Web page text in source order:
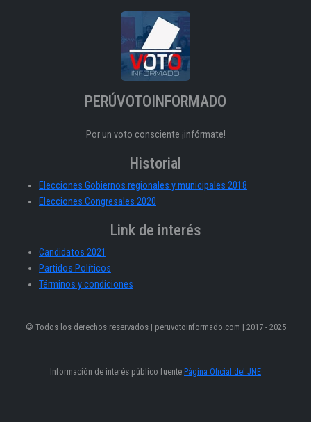
PERÚVOTOINFORMADO
Por un voto consciente ¡infórmate!
Historial
Elecciones Gobiernos regionales y municipales 2018
Elecciones Congresales 2020
Link de interés
Candidatos 2021
Partidos Políticos
Términos y condiciones
© Todos los derechos reservados | peruvotoinformado.com | 2017 - 2025
Información de interés público fuente Página Oficial del JNE